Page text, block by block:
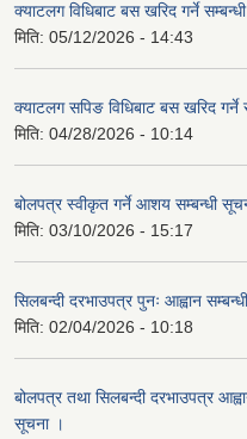
क्याटलग विधिबाट बस खरिद गर्ने
मिति: 05/12/2026 - 14:43
क्याटलग सपिङ विधिबाट बस खरिद गर्ने
मिति: 04/28/2026 - 10:14
बोलपत्र स्वीकृत गर्ने आशय सम्बन्धी
मिति: 03/10/2026 - 15:17
सिलबन्दी दरभाउपत्र पुनः आह्वान
मिति: 02/04/2026 - 10:18
बोलपत्र तथा सिलबन्दी दरभाउपत्र
सूचना ।